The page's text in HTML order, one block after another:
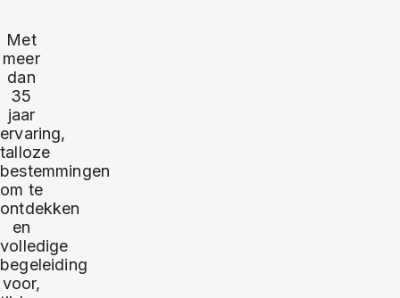
Met
meer
dan
35
jaar
ervaring,
talloze
bestemmingen
om te
ontdekken
en
volledige
begeleiding
voor,